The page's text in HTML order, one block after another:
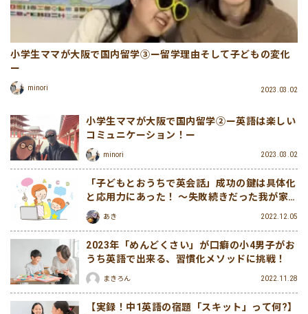
小学生ママが大阪で国内留学③ー留学理由そして子どもの変化
ー
minori 2023.03.02
小学生ママが大阪で国内留学②ー英語は楽しい
コミュニケーション！ー
minori 2023.03.02
「子どもとおうちで英会話」成功の鍵は具体化
と応用力にあった！ 〜失敗続きだった我が家
のおうち英会話継続への道〜
あき 2022.12.05
2023年「めんどくさい」が口癖の小4男子がお
うち英語で出来る、習慣化メソッドに挑戦！
まきろん 2022.11.28
【実録！中1英語の宿題「スキット」って何?】